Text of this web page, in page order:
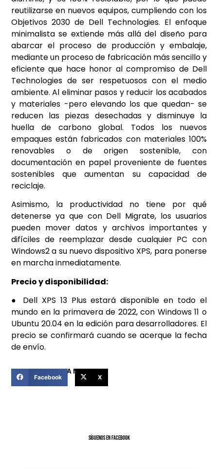
reutilizarse en nuevos equipos, cumpliendo con los
Objetivos 2030 de Dell Technologies. El enfoque
minimalista se extiende más allá del diseño para
abarcar el proceso de producción y embalaje,
mediante un proceso de fabricación más sencillo y
eficiente que hace honor al compromiso de Dell
Technologies de ser respetuosos con el medio
ambiente. Al eliminar pasos y reducir los acabados
y materiales -pero elevando los que quedan- se
reducen las piezas desechadas y disminuye la
huella de carbono global. Todos los nuevos
empaques están fabricados con materiales 100%
renovables o de origen sostenible, con
documentación en papel proveniente de fuentes
sostenibles que aumentan su capacidad de
reciclaje.
Asimismo, la productividad no tiene por qué
detenerse ya que con Dell Migrate, los usuarios
pueden mover datos y archivos importantes y
difíciles de reemplazar desde cualquier PC con
Windows2 a su nuevo dispositivo XPS, para ponerse
en marcha inmediatamente.
Precio y disponibilidad:
● Dell XPS 13 Plus estará disponible en todo el
mundo en la primavera de 2022, con Windows 11 o
Ubuntu 20.04 en la edición para desarrolladores. El
precio se confirmará cuando se acerque la fecha
de envío.
COMPARTIR ESTA NOTICIA
Facebook X
SíGUENOS EN FACEBOOK